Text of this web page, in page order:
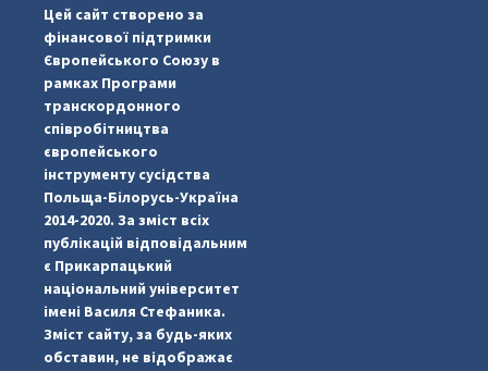
Цей сайт створено за
фінансової підтримки
Європейського Союзу в
рамках Програми
транскордонного
співробітництва
європейського
інструменту сусідства
Польща-Білорусь-Україна
2014-2020. За зміст всіх
публікацій відповідальним
є Прикарпацький
національний університет
імені Василя Стефаника.
Зміст сайту, за будь-яких
обставин, не відображає